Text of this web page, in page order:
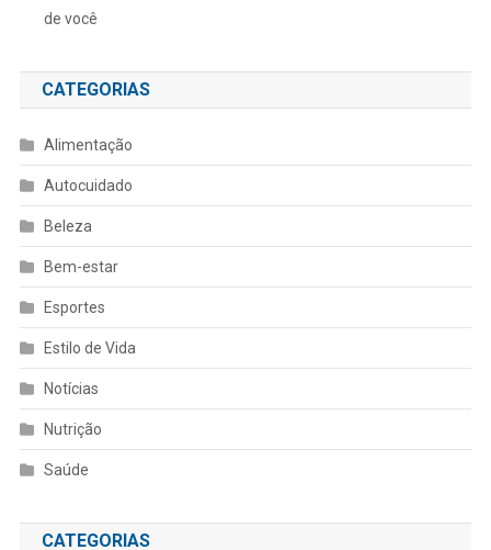
de você
CATEGORIAS
Alimentação
Autocuidado
Beleza
Bem-estar
Esportes
Estilo de Vida
Notícias
Nutrição
Saúde
CATEGORIAS